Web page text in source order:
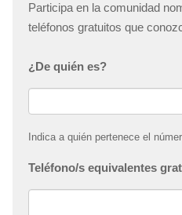
Participa en la comunidad
teléfonos gratuitos que
¿De quién es?
Indica a quién pertenece el
Teléfono/s equivalentes